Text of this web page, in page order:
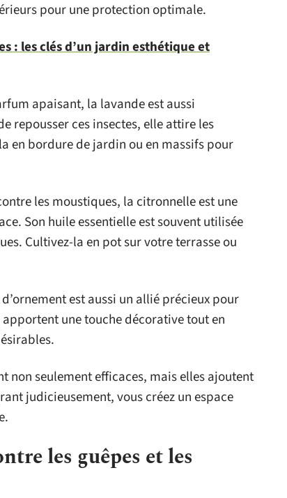
pour une protection optimale.
: les clés d’un jardin esthétique et
apaisant, la lavande est aussi
repousser ces insectes, elle attire les
en bordure de jardin ou en massifs pour
les moustiques, la citronnelle est une
Son huile essentielle est souvent utilisée
Cultivez-la en pot sur votre terrasse ou
est aussi un allié précieux pour
une touche décorative tout en
non seulement efficaces, mais elles ajoutent
judicieusement, vous créez un espace
les guêpes et les